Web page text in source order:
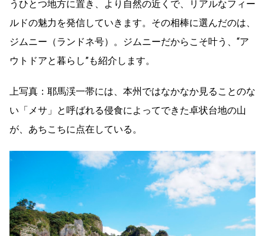
うひとつ地方に置き、より自然の近くで、リアルなフィー
ルドの魅力を発信していきます。その相棒に選んだのは、
ジムニー（ランドネ号）。ジムニーだからこそ叶う、“ア
ウトドアと暮らし”も紹介します。
上写真：耶馬渓一帯には、本州ではなかなか見ることのな
い「メサ」と呼ばれる侵食によってできた卓状台地の山
が、あちこちに点在している。